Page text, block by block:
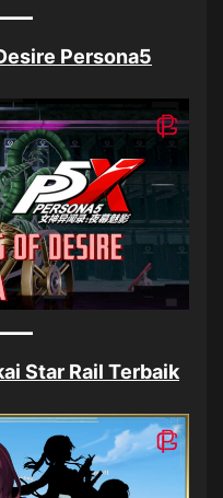
Persona5
Star Rail Terbaik